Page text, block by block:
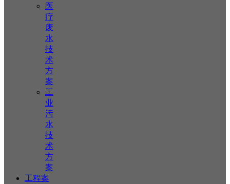
医
疗
废
水
技
术
方
案
工
业
污
水
技
术
方
案
工程案